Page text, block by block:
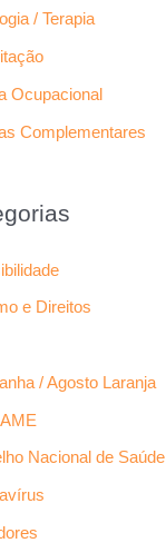
/ Terapia
Ocupacional
Complementares
e Direitos
/ Agosto Laranja
Nacional de Saúde